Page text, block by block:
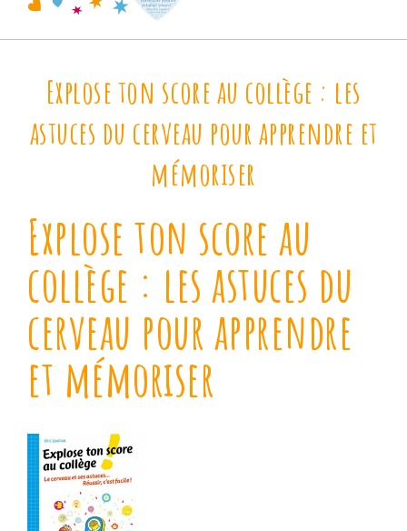
Explose ton score au collège : les
astuces du cerveau pour apprendre et
mémoriser
Explose ton score au
collège : les astuces du
cerveau pour apprendre
et mémoriser